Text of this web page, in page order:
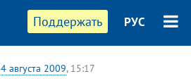
Поддержать РУС
4 августа 2009, 15:17